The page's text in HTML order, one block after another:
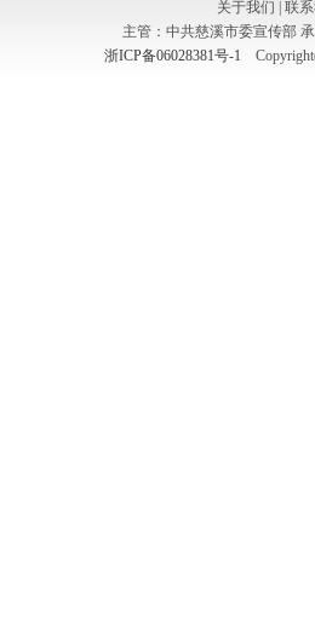
关于我们
联
主管：中共慈溪市委宣传部
浙ICP备06028381号-1